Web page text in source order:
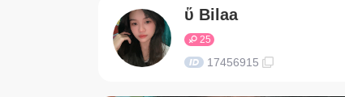
ὕ Bilaa
25
17456915